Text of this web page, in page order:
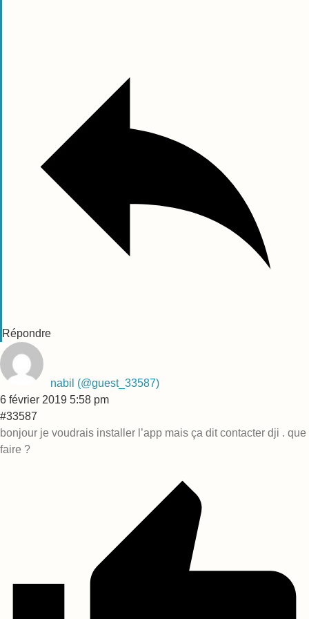
Répondre
nabil (@guest_33587)
6 février 2019 5:58 pm
#33587
bonjour je voudrais installer l’app mais ça dit contacter dji . que
faire ?